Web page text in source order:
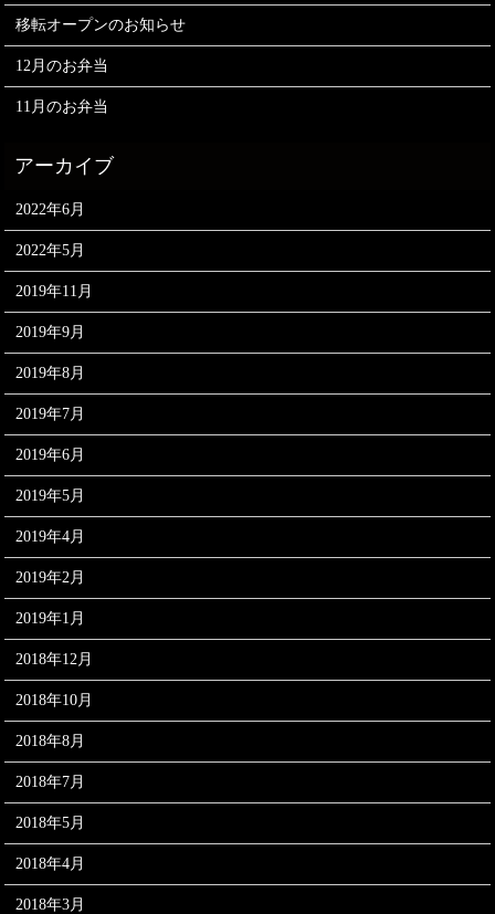
移転オープンのお知らせ
12月のお弁当
11月のお弁当
2022年6月
2022年5月
2019年11月
2019年9月
2019年8月
2019年7月
2019年6月
2019年5月
2019年4月
2019年2月
2019年1月
2018年12月
2018年10月
2018年8月
2018年7月
2018年5月
2018年4月
2018年3月